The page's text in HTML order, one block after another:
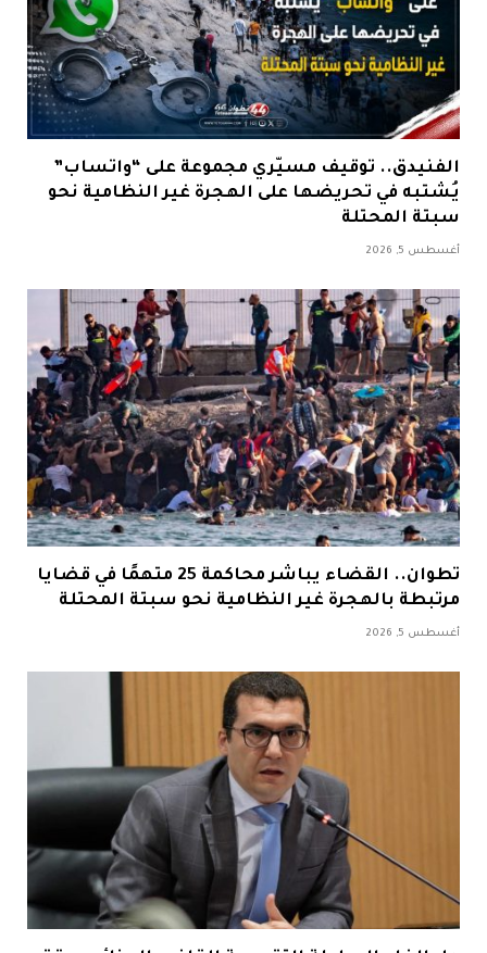
الفنيدق.. توقيف مسيّري مجموعة على “واتساب”
يُشتبه في تحريضها على الهجرة غير النظامية نحو
سبتة المحتلة
أغسطس 5, 2026
تطوان.. القضاء يباشر محاكمة 25 متهمًا في قضايا
مرتبطة بالهجرة غير النظامية نحو سبتة المحتلة
أغسطس 5, 2026